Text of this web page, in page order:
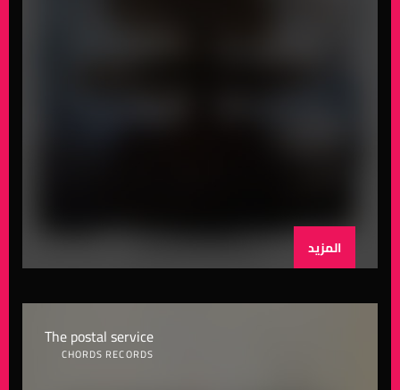
المزيد
The postal service
CHORDS RECORDS